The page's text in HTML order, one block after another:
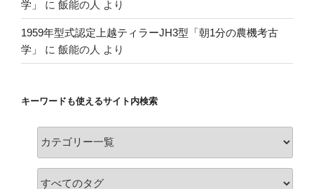
学」 に 飯能の人 より
1959年型式認定上越ティラーJH3型「朝1分の農機考古
学」
に 飯能の人 より
キーワードも使えるサイト内検索